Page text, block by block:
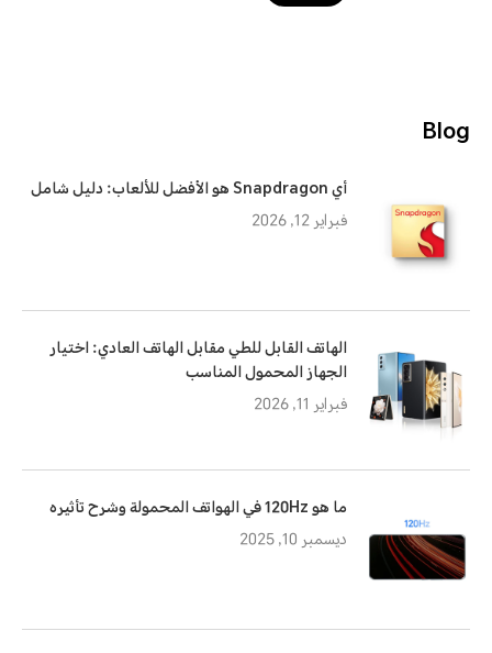
Blog
أي Snapdragon هو الأفضل للألعاب: دليل شامل
فبراير 12, 2026
الهاتف القابل للطي مقابل الهاتف العادي: اختيار
الجهاز المحمول المناسب
فبراير 11, 2026
ما هو 120Hz في الهواتف المحمولة وشرح تأثيره
ديسمبر 10, 2025